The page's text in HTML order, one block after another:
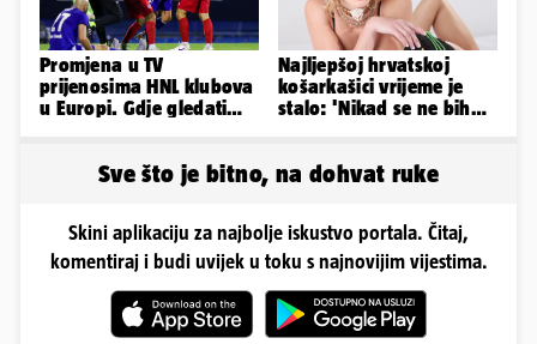
Promjena u TV
prijenosima HNL klubova
u Europi. Gdje gledati
Najljepšoj hrvatskoj
košarkašici vrijeme je
stalo: 'Nikad se ne bih
Sve što je bitno, na dohvat ruke
Skini aplikaciju za najbolje iskustvo portala. Čitaj,
komentiraj i budi uvijek u toku s najnovijim vijestima.